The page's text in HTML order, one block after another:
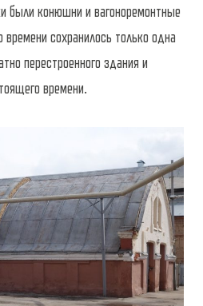
были конюшни и вагоноремонтные
сохранилось только одна
перестроенного здания и
времени.